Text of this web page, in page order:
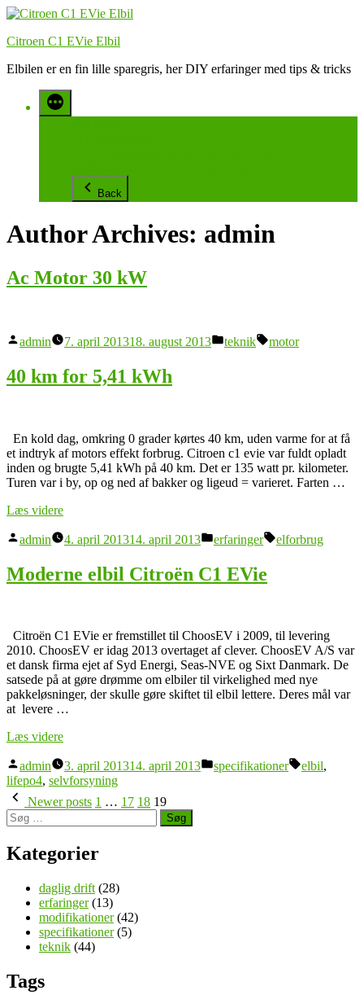
Videre
indhold
Citroen C1 EVie Elbil
Elbilen er en fin lille sparegris, her DIY erfaringer med tips & tricks
Back
Author Archives: admin
Ac Motor 30 kW
Posted
admin 7. april 201318. august 2013
Posted
teknik Tags:
motor
40 km for 5,41 kWh
En kold dag, omkring 0 grader kørtes 40 km, uden varme for at få
et indtryk af motors effekt forbrug. Citroen c1 evie var fuldt opladt
inden og brugte 5,41 kWh på 40 km. Det er 135 watt pr. kilometer.
Turen var i by, op og ned af bakker og ligeud = varieret. Farten …
Læs videre“40
for
Posted
admin 4. april 201314. april 2013
Posted
erfaringer Tags:
elforbrug
Moderne elbil Citroën C1 EVie
Citroën C1 EVie er fremstillet til ChoosEV i 2009, til levering
2010. ChoosEV er idag 2013 overtaget af clever. ChoosEV A/S var
et dansk firma ejet af Syd Energi, Seas-NVE og Sixt Danmark. De
satsede på at gøre drømme om elbiler til virkelighed med nye
pakkeløsninger, der skulle gøre skiftet til elbil lettere. Deres mål var
at levere …
Læs videre“Moderne
Citroën
C1
EVie”
Posted
by
admin 3. april 201314. april 2013
Posted
specifikationer Tags:
elbil,
lifepo4, selvforsyning
Navigation
til
indlæg
Newer posts 1 … 17 18 19
Søg
efter:
Kategorier
daglig drift (28)
erfaringer(13)
modifikationer(42)
specifikationer(5)
teknik (44)
Tags